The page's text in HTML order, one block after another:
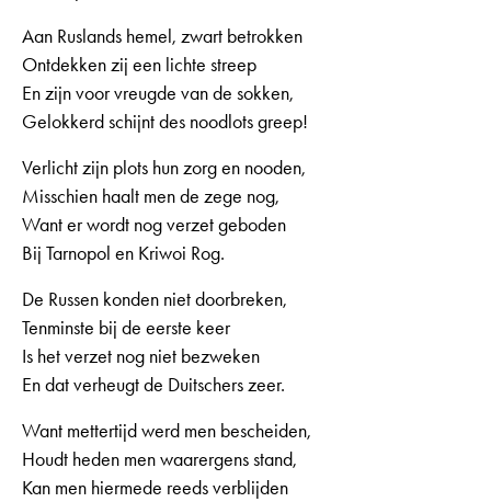
Aan Ruslands hemel, zwart betrokken
Ontdekken zij een lichte streep
En zijn voor vreugde van de sokken,
Gelokkerd schijnt des noodlots greep!
Verlicht zijn plots hun zorg en nooden,
Misschien haalt men de zege nog,
Want er wordt nog verzet geboden
Bij Tarnopol en Kriwoi Rog.
De Russen konden niet doorbreken,
Tenminste bij de eerste keer
Is het verzet nog niet bezweken
En dat verheugt de Duitschers zeer.
Want mettertijd werd men bescheiden,
Houdt heden men waarergens stand,
Kan men hiermede reeds verblijden